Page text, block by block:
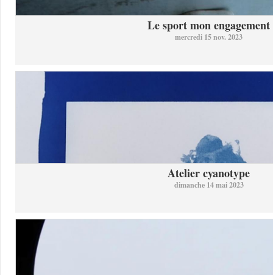
Le sport mon engagement
mercredi 15 nov. 2023
Atelier cyanotype
dimanche 14 mai 2023